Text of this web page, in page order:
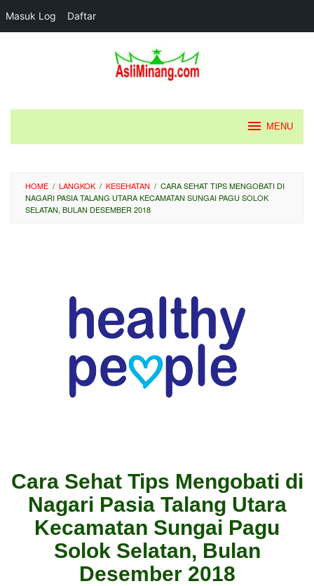
Masuk Log Daftar
MENU
HOME / LANGKOK / KESEHATAN / CARA SEHAT TIPS MENGOBATI DI
NAGARI PASIA TALANG UTARA KECAMATAN SUNGAI PAGU SOLOK
SELATAN, BULAN DESEMBER 2018
Cara Sehat Tips Mengobati di
Nagari Pasia Talang Utara
Kecamatan Sungai Pagu
Solok Selatan, Bulan
Desember 2018